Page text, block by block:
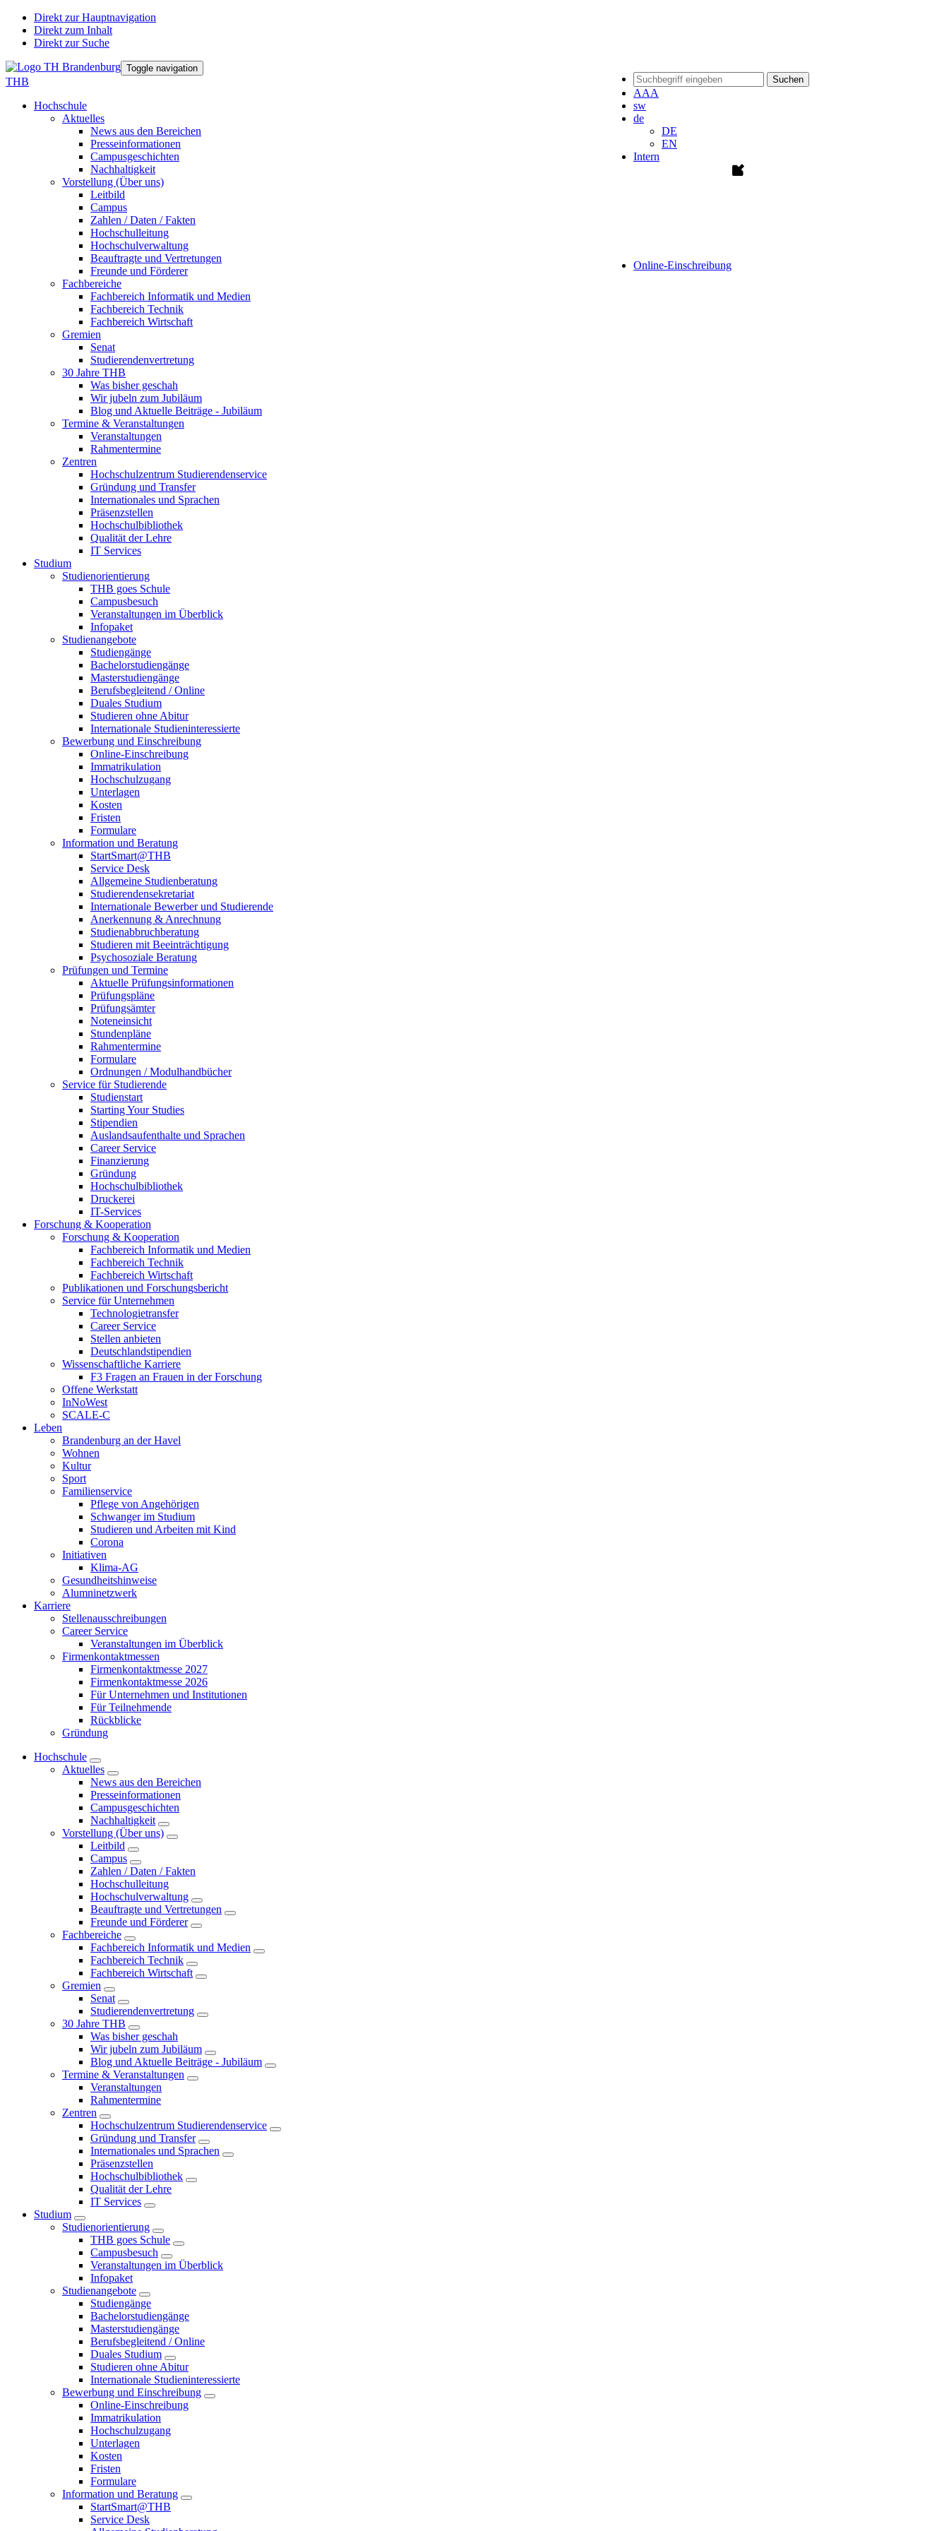
Direkt zur Hauptnavigation
Direkt zum Inhalt
Direkt zur Suche
Suchen
AAA
sw
de
DE
EN
Intern
Online-Einschreibung
Toggle navigation
THB
Hochschule
Aktuelles
News aus den Bereichen
Presseinformationen
Campusgeschichten
Nachhaltigkeit
Vorstellung (Über uns)
Leitbild
Campus
Zahlen / Daten / Fakten
Hochschulleitung
Hochschulverwaltung
Beauftragte und Vertretungen
Freunde und Förderer
Fachbereiche
Fachbereich Informatik und Medien
Fachbereich Technik
Fachbereich Wirtschaft
Gremien
Senat
Studierendenvertretung
30 Jahre THB
Was bisher geschah
Wir jubeln zum Jubiläum
Blog und Aktuelle Beiträge - Jubiläum
Termine & Veranstaltungen
Veranstaltungen
Rahmentermine
Zentren
Hochschulzentrum Studierendenservice
Gründung und Transfer
Internationales und Sprachen
Präsenzstellen
Hochschulbibliothek
Qualität der Lehre
IT Services
Studium
Studienorientierung
THB goes Schule
Campusbesuch
Veranstaltungen im Überblick
Infopaket
Studienangebote
Studiengänge
Bachelorstudiengänge
Masterstudiengänge
Berufsbegleitend / Online
Duales Studium
Studieren ohne Abitur
Internationale Studieninteressierte
Bewerbung und Einschreibung
Online-Einschreibung
Immatrikulation
Hochschulzugang
Unterlagen
Kosten
Fristen
Formulare
Information und Beratung
StartSmart@THB
Service Desk
Allgemeine Studienberatung
Studierendensekretariat
Internationale Bewerber und Studierende
Anerkennung & Anrechnung
Studienabbruchberatung
Studieren mit Beeinträchtigung
Psychosoziale Beratung
Prüfungen und Termine
Aktuelle Prüfungsinformationen
Prüfungspläne
Prüfungsämter
Noteneinsicht
Stundenpläne
Rahmentermine
Formulare
Ordnungen / Modulhandbücher
Service für Studierende
Studienstart
Starting Your Studies
Stipendien
Auslandsaufenthalte und Sprachen
Career Service
Finanzierung
Gründung
Hochschulbibliothek
Druckerei
IT-Services
Forschung & Kooperation
Forschung & Kooperation
Fachbereich Informatik und Medien
Fachbereich Technik
Fachbereich Wirtschaft
Publikationen und Forschungsbericht
Service für Unternehmen
Technologietransfer
Career Service
Stellen anbieten
Deutschlandstipendien
Wissenschaftliche Karriere
F3 Fragen an Frauen in der Forschung
Offene Werkstatt
InNoWest
SCALE-C
Leben
Brandenburg an der Havel
Wohnen
Kultur
Sport
Familienservice
Pflege von Angehörigen
Schwanger im Studium
Studieren und Arbeiten mit Kind
Corona
Initiativen
Klima-AG
Gesundheitshinweise
Alumninetzwerk
Karriere
Stellenausschreibungen
Career Service
Veranstaltungen im Überblick
Firmenkontaktmessen
Firmenkontaktmesse 2027
Firmenkontaktmesse 2026
Für Unternehmen und Institutionen
Für Teilnehmende
Rückblicke
Gründung
Hochschule
Aktuelles
News aus den Bereichen
Presseinformationen
Campusgeschichten
Nachhaltigkeit
Vorstellung (Über uns)
Leitbild
Campus
Zahlen / Daten / Fakten
Hochschulleitung
Hochschulverwaltung
Beauftragte und Vertretungen
Freunde und Förderer
Fachbereiche
Fachbereich Informatik und Medien
Fachbereich Technik
Fachbereich Wirtschaft
Gremien
Senat
Studierendenvertretung
30 Jahre THB
Was bisher geschah
Wir jubeln zum Jubiläum
Blog und Aktuelle Beiträge - Jubiläum
Termine & Veranstaltungen
Veranstaltungen
Rahmentermine
Zentren
Hochschulzentrum Studierendenservice
Gründung und Transfer
Internationales und Sprachen
Präsenzstellen
Hochschulbibliothek
Qualität der Lehre
IT Services
Studium
Studienorientierung
THB goes Schule
Campusbesuch
Veranstaltungen im Überblick
Infopaket
Studienangebote
Studiengänge
Bachelorstudiengänge
Masterstudiengänge
Berufsbegleitend / Online
Duales Studium
Studieren ohne Abitur
Internationale Studieninteressierte
Bewerbung und Einschreibung
Online-Einschreibung
Immatrikulation
Hochschulzugang
Unterlagen
Kosten
Fristen
Formulare
Information und Beratung
StartSmart@THB
Service Desk